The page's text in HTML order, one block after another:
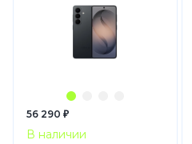
56 290 ₽
В наличии